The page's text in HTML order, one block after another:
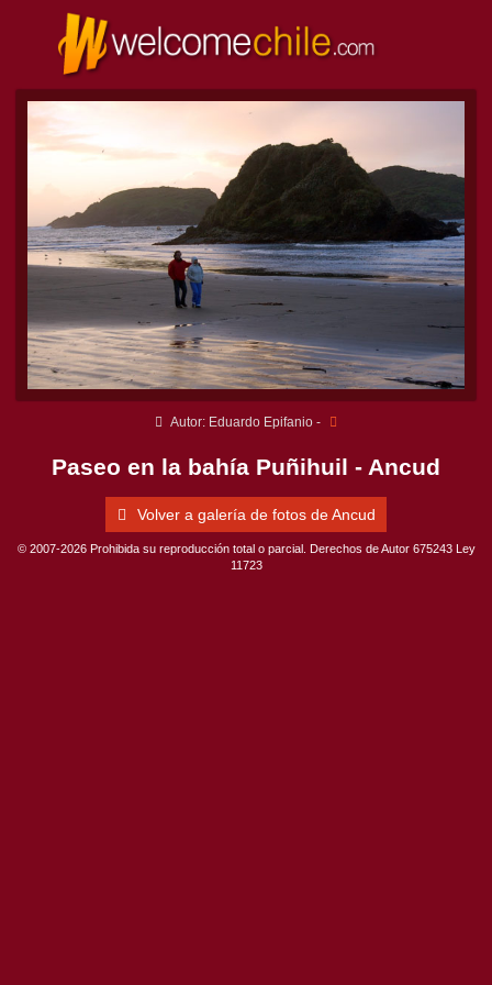
Autor: Eduardo Epifanio -
Paseo en la bahía Puñihuil - Ancud
Volver a galería de fotos de Ancud
© 2007-2026 Prohibida su reproducción total o parcial. Derechos de Autor 675243 Ley
11723